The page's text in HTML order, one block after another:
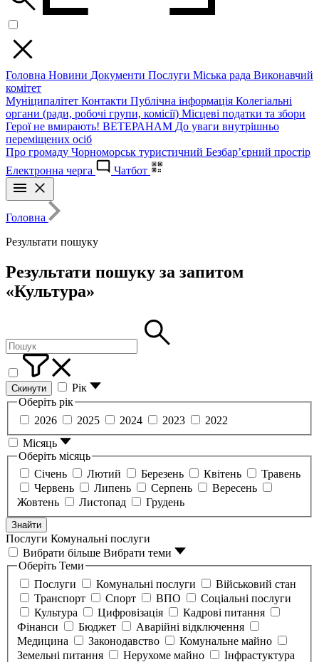
Головна Новини Документи Послуги Міська рада Виконавчий
комітет
Муніципалітет Контакти Публічна інформація Колегіальні
органи (ради, робочі групи, комісії) Місцеві податки та збори
Герої не вмирають! ВЕТЕРАНАМ До уваги внутрішньо
переміщених осіб
Про громаду Чорноморськ туристичний Безбар’єрний простір
Електронна черга
Чатбот
Головна
Результати пошуку
Результати пошуку за запитом
«Культура»
Скинути
Рік
Оберіть рік
2026
2025 2024 2023
2022
Місяць
Оберіть місяць
Січень
Лютий Березень Квітень
Травень
Червень
Липень Серпень
Вересень
Жовтень
Листопад Грудень
Знайти
Послуги Комунальні послуги
Вибрати більше Вибрати теми
Оберіть Теми
Послуги
Комунальні послуги
Військовий стан
Транспорт
Спорт ВПО
Соціальні послуги
Культура
Цифровізація
Кадрові питання
Фінанси
Бюджет
Аварійні відключення
Медицина
Законодавство
Комунальне майно
Земельні питання
Нерухоме майно
Інфрастуктура